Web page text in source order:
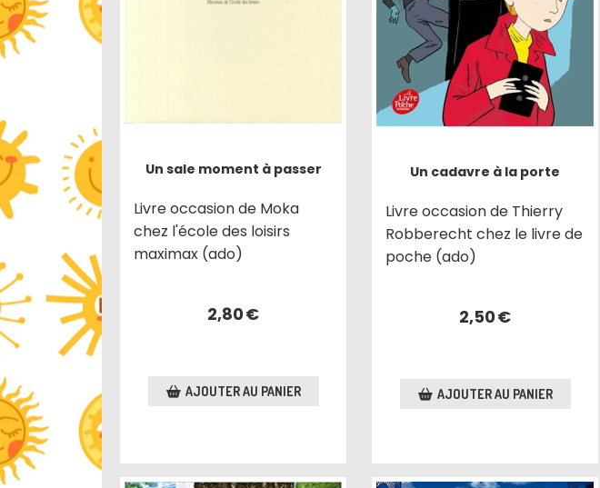
Un sale moment à passer
Livre occasion de Moka
chez l'école des loisirs
maximax (ado)
2,80€
AJOUTER AU PANIER
Un cadavre à la porte
Livre occasion de Thierry
Robberecht chez le livre de
poche (ado)
2,50€
AJOUTER AU PANIER